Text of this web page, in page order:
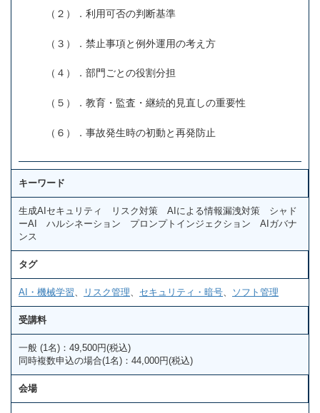
（２）．利用可否の判断基準
（３）．禁止事項と例外運用の考え方
（４）．部門ごとの役割分担
（５）．教育・監査・継続的見直しの重要性
（６）．事故発生時の初動と再発防止
キーワード
生成AIセキュリティ リスク対策 AIによる情報漏洩対策 シャド
ーAI ハルシネーション プロンプトインジェクション AIガバナ
ンス
タグ
AI・機械学習、 リスク管理、 セキュリティ・暗号、 ソフト管理
受講料
一般 (1名)：49,500円(税込)
同時複数申込の場合(1名)：44,000円(税込)
会場